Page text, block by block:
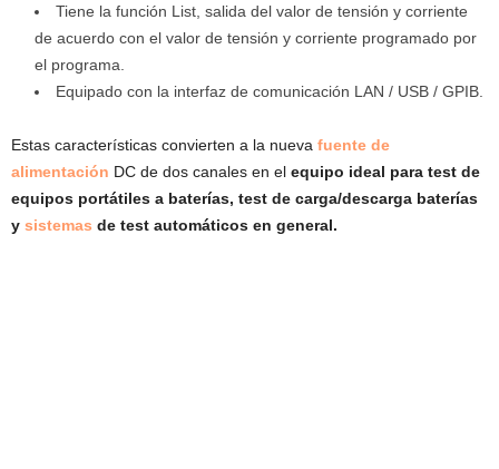
Tiene la función List, salida del valor de tensión y corriente
de acuerdo con el valor de tensión y corriente programado por
el programa.
Equipado con la interfaz de comunicación LAN / USB / GPIB.
Estas características convierten a la nueva fuente de
alimentación DC de dos canales en el equipo ideal para test de
equipos portátiles a baterías, test de carga/descarga baterías
y sistemas de test automáticos en general.